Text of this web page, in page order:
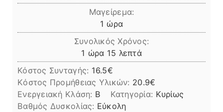
Μαγείρεμα:
1 ώρα
ώρα
Συνολικός Χρόνος:
1 ώρα
ώρα 15 λεπτά
λεπτά
Κόστος Συνταγής: 16.5€
Kόστος Προμήθειας Υλικών: 20.9
Ενεργειακή Κλάση: B Κατηγορία: Κυρίως
Βαθμός Δυσκολίας: Εύκολη